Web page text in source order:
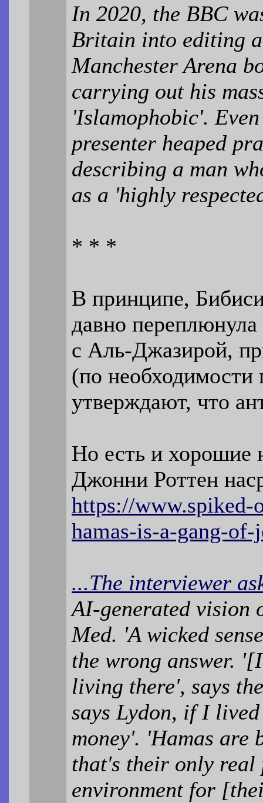
In 2020, the BBC
Britain into editing
Manchester Arena
carrying out his
'Islamophobic'.
presenter heaped
describing a man
as a 'highly
* * *
В принципе,
давно
с Аль-Джазирой,
(по
утверждают, что
Но есть и хорошие
Джонни Роттен
https://www.spiked-
hamas-is-a-gang-of-
...The interviewer
AI-generated vision
Med. 'A wicked
the wrong answer.
living there', says
says Lydon, if I
money'. 'Hamas are
that's their only real
environment for